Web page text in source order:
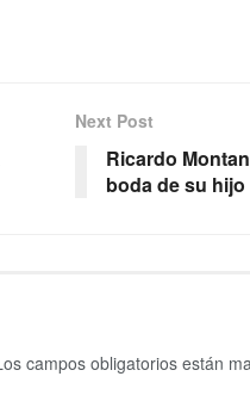
Next Post
Ricardo
boda de su
campos obligatorios están